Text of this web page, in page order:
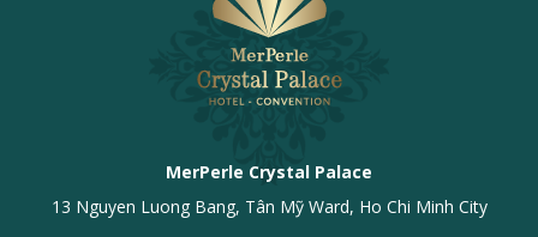
MerPerle Crystal Palace
13 Nguyen Luong Bang, Tân Mỹ Ward, Ho Chi Minh City